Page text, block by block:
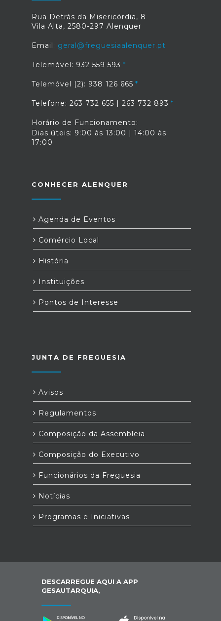
Rua Detrás da Misericórdia, 8
Vila Alta, 2580-297 Alenquer
Email: geral@freguesiaalenquer.pt
Telemóvel: 932 559 593
Telemóvel (2): 938 126 665
Telefone: 263 732 655 | 263 732 893
Horário de Funcionamento:
Dias úteis: 9:00 às 13:00 | 14:00 às
17:00
CONHECER ALENQUER
Agenda de Eventos
Comércio Local
História
Instituições
Pontos de Interesse
JUNTA DE FREGUESIA
Avisos
Regulamentos
Composição da Assembleia
Composição do Executivo
Funcionários da Freguesia
Notícias
Programas e Iniciativas
DESCARREGUE AQUI A APP
GESAUTARQUIA,